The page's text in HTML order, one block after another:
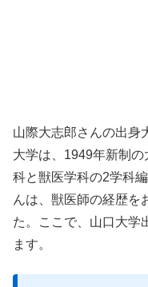
山際大志郎さんの出身
大学は、1949年新制
科と獣医学科の2学科
んは、獣医師の経歴を
た。ここで、山口大学
ます。